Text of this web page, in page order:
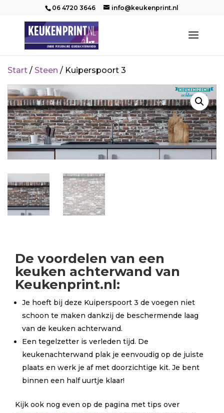
06 4720 3646 info@keukenprint.nl
Start / Steen / Kuiperspoort 3
De voordelen van een
keuken achterwand van
Keukenprint.nl:
Je hoeft bij deze Kuiperspoort 3 de voegen niet
schoon te maken dankzij de beschermende laag
van de keuken achterwand.
Een tegelzetter is verleden tijd. De
keukenachterwand plak je eenvoudig op de juiste
plaats en werk je af met doorzichtige kit. Je bent
binnen een half uurtje klaar!
Kijk ook nog even op de pagina met tips over